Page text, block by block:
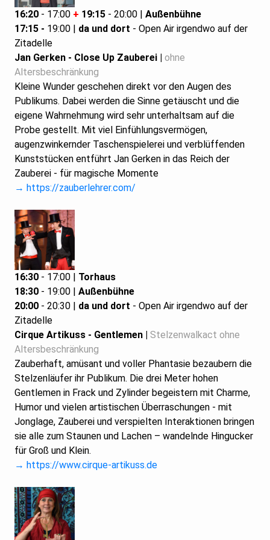
16:20 - 17:00 + 19:15 - 20:00 | Außenbühne
17:15 - 19:00 | da und dort - Open Air irgendwo auf der
Zitadelle
Jan Gerken - Close Up Zauberei | ohne
Altersbeschränkung
Kleine Wunder geschehen direkt vor den Augen des
Publikums. Dabei werden die Sinne getäuscht und die
eigene Wahrnehmung wird sehr unterhaltsam auf die
Probe gestellt. Mit viel Einfühlungsvermögen,
augenzwinkernder Taschenspielerei und verblüffenden
Kunststücken entführt Jan Gerken in das Reich der
Zauberei - für magische Momente
→ https://zauberlehrer.com/
16:30 - 17:00 | Torhaus
18:30 - 19:00 | Außenbühne
20:00 - 20:30 | da und dort - Open Air irgendwo auf der
Zitadelle
Cirque Artikuss - Gentlemen | Stelzenwalkact ohne
Altersbeschränkung
Zauberhaft, amüsant und voller Phantasie bezaubern die
Stelzenläufer ihr Publikum. Die drei Meter hohen
Gentlemen in Frack und Zylinder begeistern mit Charme,
Humor und vielen artistischen Überraschungen - mit
Jonglage, Zauberei und verspielten Interaktionen bringen
sie alle zum Staunen und Lachen – wandelnde Hingucker
für Groß und Klein.
→ https://www.cirque-artikuss.de